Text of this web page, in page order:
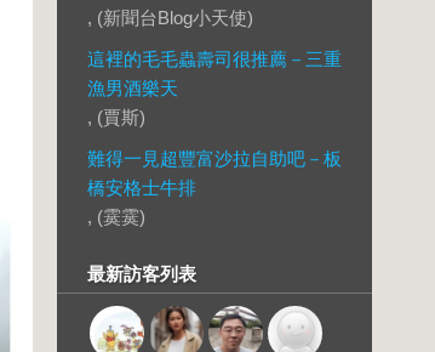
, (新聞台Blog小天使)
這裡的毛毛蟲壽司很推薦－三重
漁男酒樂天
, (賈斯)
難得一見超豐富沙拉自助吧－板
橋安格士牛排
, (霙霙)
最新訪客列表